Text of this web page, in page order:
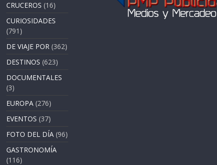
CRUCEROS (16)
CURIOSIDADES
(791)
DE VIAJE POR (362)
DESTINOS (623)
DOCUMENTALES
(3)
EUROPA (276)
EVENTOS (37)
FOTO DEL DÍA (96)
GASTRONOMÍA
(116)